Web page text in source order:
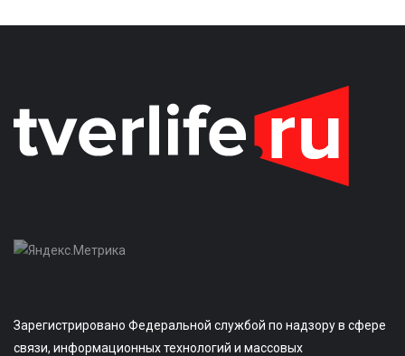
Зарегистрировано Федеральной службой по надзору в сфере
связи, информационных технологий и массовых